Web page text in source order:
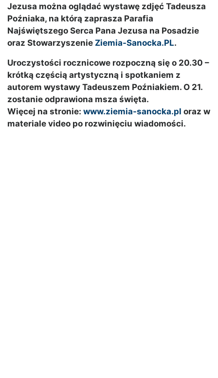
Jezusa można oglądać wystawę zdjęć Tadeusza
Poźniaka, na którą zaprasza Parafia
Najświętszego Serca Pana Jezusa na Posadzie
oraz Stowarzyszenie Ziemia-Sanocka.PL.
Uroczystości rocznicowe rozpoczną się o 20.30 –
krótką częścią artystyczną i spotkaniem z
autorem wystawy Tadeuszem Poźniakiem. O 21.
zostanie odprawiona msza święta.
Więcej na stronie: www.ziemia-sanocka.pl oraz w
materiale video po rozwinięciu wiadomości.